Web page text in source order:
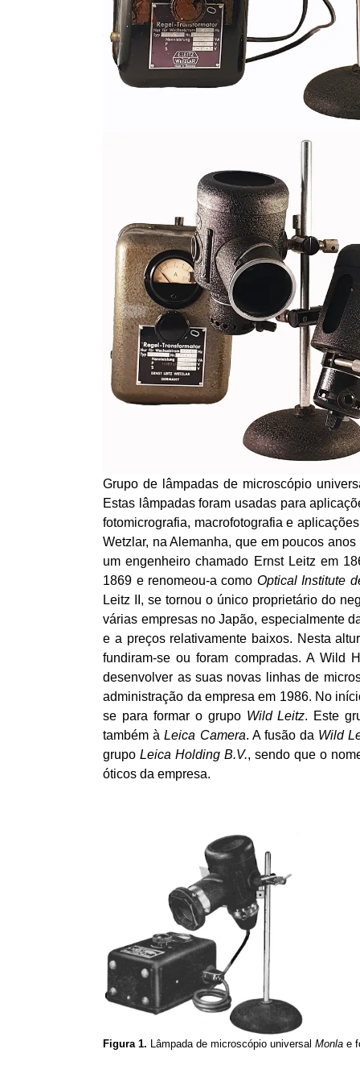
Grupo de lâmpadas de microscópio
Estas lâmpadas foram usadas para
fotomicrografia, macrofotografia e
Wetzlar, na Alemanha, que em poucos
um engenheiro chamado Ernst Leitz em
1869 e renomeou-a como Optical Institute
Leitz II, se tornou o único proprietário do
várias empresas no Japão, especialmente
e a preços relativamente baixos. Nesta
fundiram-se ou foram compradas. A Wild
desenvolver as suas novas linhas de
administração da empresa em 1986. No
se para formar o grupo Wild Leitz. Este
também àLeica Camera. A fusão da Wild
grupoLeica Holding B.V., sendo que o
óticos da empresa.
Figura 1. Lâmpada de microscópio universalMonla e